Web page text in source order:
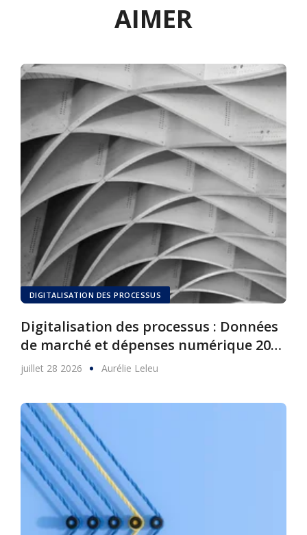
AIMER
DIGITALISATION DES PROCESSUS
Digitalisation des processus : Données
de marché et dépenses numérique 2025
à 2030
juillet 28 2026 Aurélie Leleu